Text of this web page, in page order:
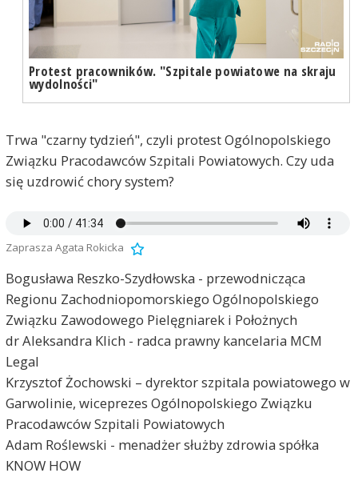
Protest pracowników. "Szpitale powiatowe na skraju
wydolności"
Trwa "czarny tydzień", czyli protest Ogólnopolskiego
Związku Pracodawców Szpitali Powiatowych. Czy uda
się uzdrowić chory system?
Zaprasza Agata Rokicka
Bogusława Reszko-Szydłowska - przewodnicząca
Regionu Zachodniopomorskiego Ogólnopolskiego
Związku Zawodowego Pielęgniarek i Położnych
dr Aleksandra Klich - radca prawny kancelaria MCM
Legal
Krzysztof Żochowski – dyrektor szpitala powiatowego w
Garwolinie, wiceprezes Ogólnopolskiego Związku
Pracodawców Szpitali Powiatowych
Adam Roślewski - menadżer służby zdrowia spółka
KNOW HOW